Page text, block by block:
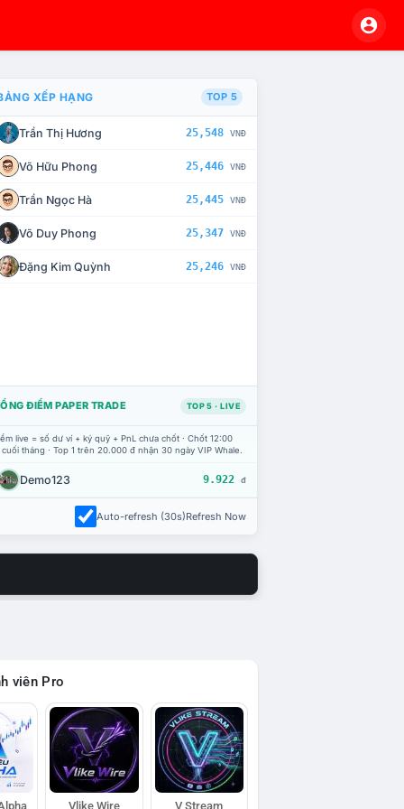
CHẾ TÀI XỬ LÝ VI PHẠM
XẾP HẠNG TOP 5
Trần Thị Hương 25,548 VNĐ
Võ Hữu Phong 25,446 VNĐ
Trần Ngọc Hà 25,445 VNĐ
Võ Duy Phong 25,347 VNĐ
Đặng Kim Quỳnh 25,246 VNĐ
ĐIỂM PAPER TRADE TOP 5 · LIVE
live = số dư ví + ký quỹ + PnL chưa chốt · Chốt 12:00
tháng · Top 1 trên 20.000 đ nhận 30 ngày VIP Whale.
Demo123 9.922 đ
Auto-refresh (30s)Refresh Now
viên Pro
Vlike Wire V Stream